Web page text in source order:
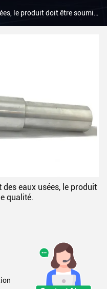
le produit doit être soumis
eaux usées, le produit
qualité.